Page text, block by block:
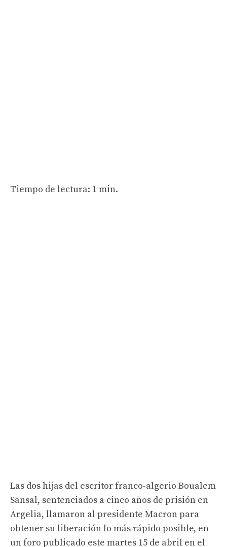
Tiempo de lectura: 1 min.
Las dos hijas del escritor franco-algerio Boualem
Sansal, sentenciados a cinco años de prisión en
Argelia, llamaron al presidente Macron para
obtener su liberación lo más rápido posible, en
un foro publicado este martes 15 de abril en el